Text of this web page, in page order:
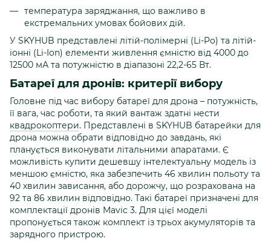
температура заряджання, що важливо в
екстремальних умовах бойових дій.
У SKYHUB представлені літій-полімерні (Li-Po) та літій-
іонні (Li-Ion) елементи живлення ємністю від 4000 до
12500 мА та потужністю в діапазоні 22,2-65 Вт.
Батареї для дронів: критерії вибору
Головне під час вибору батареї для дрона – потужність,
її вага, час роботи, та який вантаж здатні нести
квадрокоптери. Представлені в SKYHUB батарейки для
дрона можна обрати відповідно до завдань, які
планується виконувати літальними апаратами. Є
можливість купити дешевшу інтелектуальну модель із
меншою ємністю, яка забезпечить 46 хвилин польоту та
40 хвилин зависання, або дорожчу, що розрахована на
92 та 86 хвилин відповідно. Такі батареї призначені для
комплектації дронів Mavic 3. Для цієї моделі
пропонується також комплект із трьох акумуляторів та
зарядного пристрою.